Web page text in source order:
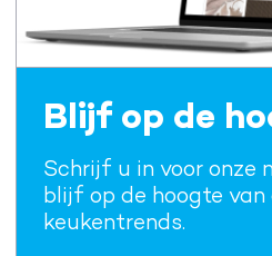
Blijf op de
Schrijf u in voor onze
blijf op de hoogte van
keukentrends.